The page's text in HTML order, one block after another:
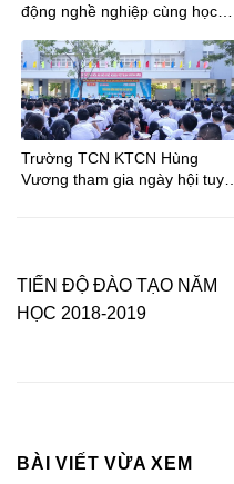
động nghề nghiệp cùng học
Lưu tại Trường TCN
KTCNHùng Vương
Trường TCN KTCN Hùng
Vương tham gia ngày hội tuyển
TIẾN ĐỘ ĐÀO TẠO NĂM
HỌC 2018-2019
BÀI VIẾT VỪA XEM